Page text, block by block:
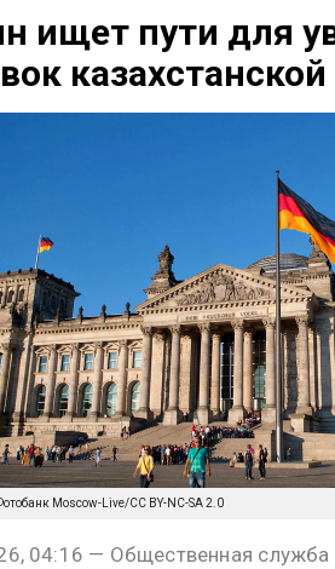
ищет пути для
Moscow-Live/CC BY-NC-SA 2.0
04:16 — Общественная